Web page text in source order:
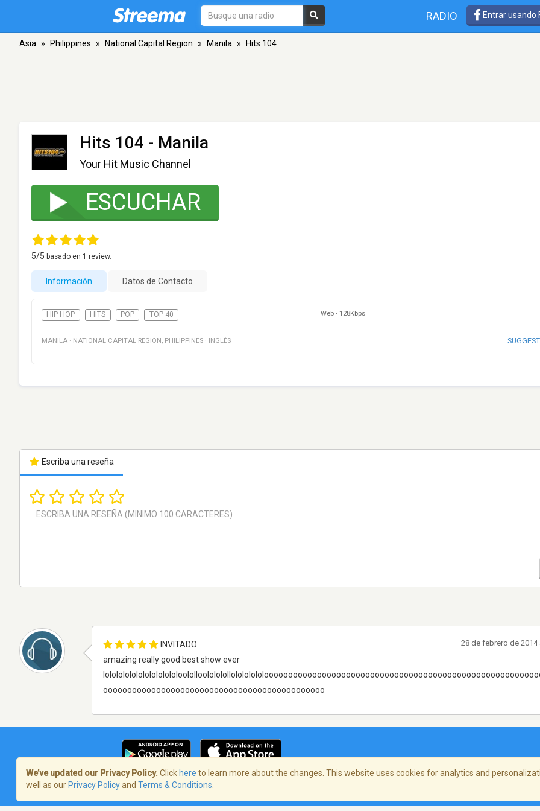
RADIO Entrar usando
Asia » Philippines » National Capital Region » Manila » Hits 104
Hits 104 - Manila
Your Hit Music Channel
ESCUCHAR
5/5 basado en 1 review.
Información Datos de Contacto
HIP HOP HITS POP TOP 40 Web - 128Kbps
MANILA · NATIONAL CAPITAL REGION , PHILIPPINES · INGLÉS
Escriba una reseña
INVITADO
amazing really good best show ever
oooooooooooooooooooooooooooooooooooooooooooooo
28 de febrero de 2014
Términos de servicio/Política de privacidad
We’ve updated our Privacy Policy. Click here to learn more about the changes. This website uses cookies for analytics and
well as our Privacy Policyand Terms & Conditions